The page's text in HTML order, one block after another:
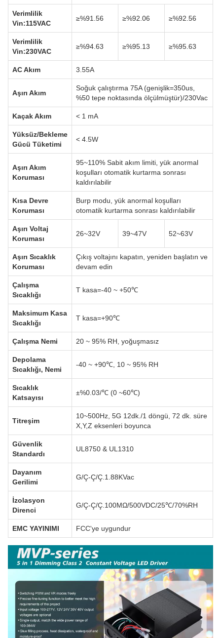
Verimlilik
Vin:115VAC
≥%91.56 ≥%92.06 ≥%92.56
Verimlilik
Vin:230VAC
≥%94.63 ≥%95.13 ≥%95.63
AC Akım 3.55A
Aşırı Akım
Soğuk çalıştırma 75A (genişlik=350us,
%50 tepe noktasında ölçülmüştür)/230Vac
Kaçak Akım < 1 mA
Yüksüz/Bekleme
Gücü Tüketimi
< 4.5W
Aşırı Akım
Koruması
95~110% Sabit akım limiti, yük anormal
koşulları otomatik kurtarma sonrası
kaldırılabilir
Kısa Devre
Koruması
Burp modu, yük anormal koşulları
otomatik kurtarma sonrası kaldırılabilir
Aşırı Voltaj
Koruması
26~32V 39~47V 52~63V
Aşırı Sıcaklık
Koruması
Çıkış voltajını kapatın, yeniden başlatın ve
devam edin
Çalışma
Sıcaklığı
T kasa=-40 ~ +50℃
Maksimum Kasa
Sıcaklığı
T kasa=+90℃
Çalışma Nemi 20 ~ 95% RH, yoğuşmasız
Depolama
Sıcaklığı, Nemi
-40 ~ +90℃, 10 ~ 95% RH
Sıcaklık
Katsayısı
±%0.03/℃ (0 ~60℃)
Titreşim
10~500Hz, 5G 12dk./1 döngü, 72 dk. süre
X,Y,Z eksenleri boyunca
Güvenlik
Standardı
UL8750 & UL1310
Dayanım
Gerilimi
G/Ç-Ç/Ç.1.88KVac
İzolasyon
Direnci
G/Ç-Ç/Ç.100MΩ/500VDC/25℃/70%RH
EMC YAYINIMI FCC'ye uygundur